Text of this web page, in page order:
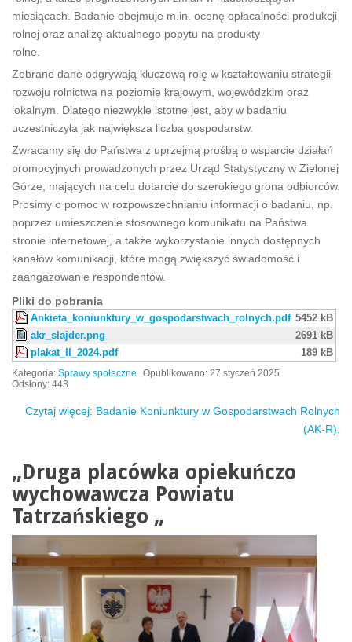
miesiącach. Badanie obejmuje m.in. ocenę opłacalności produkcji
rolnej oraz analizę aktualnego popytu na produkty
rolne.
Zebrane dane odgrywają kluczową rolę w kształtowaniu strategii
rozwoju rolnictwa na poziomie krajowym, wojewódzkim oraz
lokalnym. Dlatego niezwykle istotne jest, aby w badaniu
uczestniczyła jak największa liczba gospodarstw.
Zwracamy się do Państwa z uprzejmą prośbą o wsparcie działań
promocyjnych prowadzonych przez Urząd Statystyczny w Zielonej
Górze, mających na celu dotarcie do szerokiego grona odbiorców.
Prosimy o pomoc w rozpowszechnianiu informacji o badaniu, np.
poprzez umieszczenie stosownego komunikatu na Państwa
stronie internetowej, a także wykorzystanie innych dostępnych
kanałów komunikacji, które mogą zwiększyć świadomość i
zaangażowanie respondentów.
Pliki do pobrania
Ankieta_koniunktury_w_gospodarstwach_rolnych.pdf 5452 kB
akr_slajder.png
2691 kB
plakat_II_2024.pdf
189 kB
Kategoria: Sprawy społeczne
Opublikowano: 27 styczeń 2025
Odsłony: 443
Czytaj więcej: Badanie Koniunktury w Gospodarstwach Rolnych
(AK-R).
„Druga placówka opiekuńczo
wychowawcza Powiatu
Tatrzańskiego „